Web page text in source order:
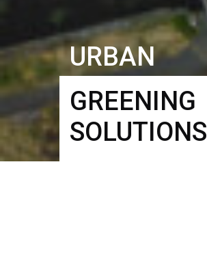
URBAN
GREENING
SOLUTIONS